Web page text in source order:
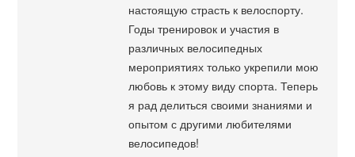
настоящую страсть к велоспорту.
Годы тренировок и участия в
различных велосипедных
мероприятиях только укрепили мою
любовь к этому виду спорта. Теперь
я рад делиться своими знаниями и
опытом с другими любителями
велосипедов!